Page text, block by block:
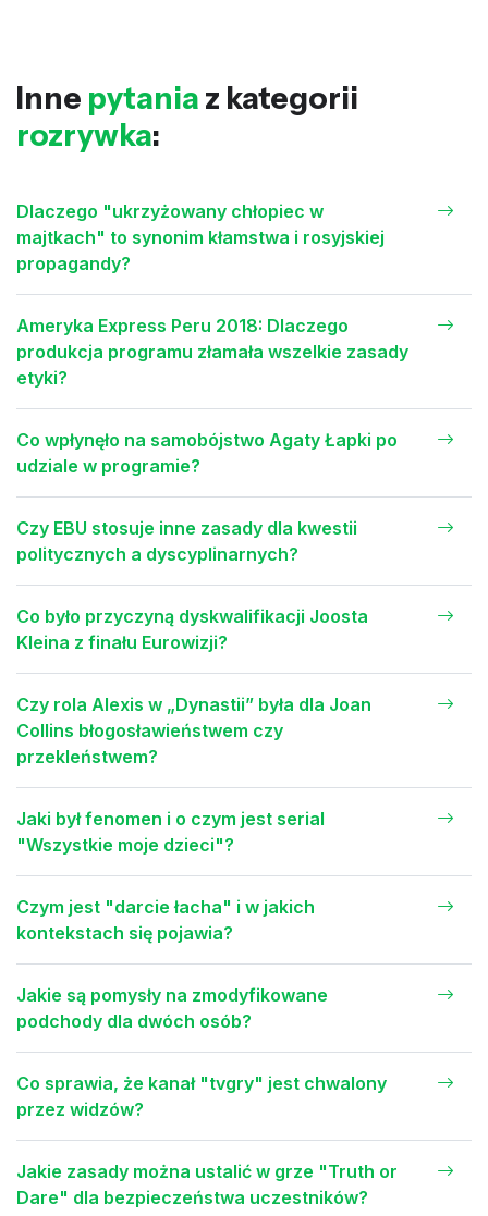
Inne pytania z kategorii
rozrywka:
Dlaczego "ukrzyżowany chłopiec w
majtkach" to synonim kłamstwa i rosyjskiej
propagandy?
Ameryka Express Peru 2018: Dlaczego
produkcja programu złamała wszelkie zasady
etyki?
Co wpłynęło na samobójstwo Agaty Łapki po
udziale w programie?
Czy EBU stosuje inne zasady dla kwestii
politycznych a dyscyplinarnych?
Co było przyczyną dyskwalifikacji Joosta
Kleina z finału Eurowizji?
Czy rola Alexis w „Dynastii” była dla Joan
Collins błogosławieństwem czy
przekleństwem?
Jaki był fenomen i o czym jest serial
"Wszystkie moje dzieci"?
Czym jest "darcie łacha" i w jakich
kontekstach się pojawia?
Jakie są pomysły na zmodyfikowane
podchody dla dwóch osób?
Co sprawia, że kanał "tvgry" jest chwalony
przez widzów?
Jakie zasady można ustalić w grze "Truth or
Dare" dla bezpieczeństwa uczestników?